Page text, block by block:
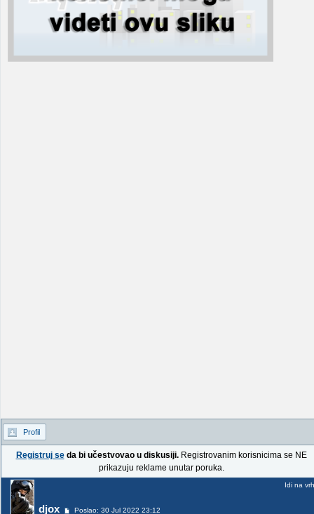
Profil
Registruj seda bi učestvovao u diskusiji.Registrovanim korisnicima se NE
prikazuju reklame unutar poruka.
djox Poslao: 30 Jul 2022 23:12
Idi na vrh